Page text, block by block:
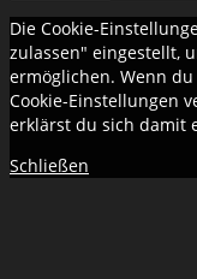
Die Cookie-
zulassen" eingestellt,
ermöglichen. Wenn
Cookie-Einstellungen
erklärst du sich damit
Schließen